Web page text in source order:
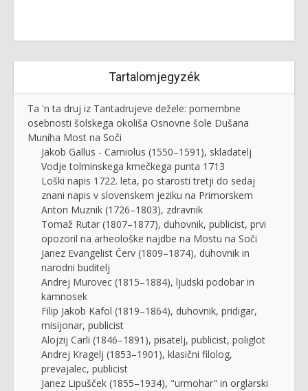
Tartalomjegyzék
Ta ʹn ta druj iz Tantadrujeve dežele: pomembne
osebnosti šolskega okoliša Osnovne šole Dušana
Muniha Most na Soči
Jakob Gallus - Carniolus (1550–1591), skladatelj
Vodje tolminskega kmečkega punta 1713
Loški napis 1722. leta, po starosti tretji do sedaj
znani napis v slovenskem jeziku na Primorskem
Anton Muznik (1726–1803), zdravnik
Tomaž Rutar (1807–1877), duhovnik, publicist, prvi
opozoril na arheološke najdbe na Mostu na Soči
Janez Evangelist Červ (1809–1874), duhovnik in
narodni buditelj
Andrej Murovec (1815–1884), ljudski podobar in
kamnosek
Filip Jakob Kafol (1819–1864), duhovnik, pridigar,
misijonar, publicist
Alojzij Carli (1846–1891), pisatelj, publicist, poliglot
Andrej Kragelj (1853–1901), klasični filolog,
prevajalec, publicist
Janez Lipušček (1855–1934), "urmohar" in orglarski